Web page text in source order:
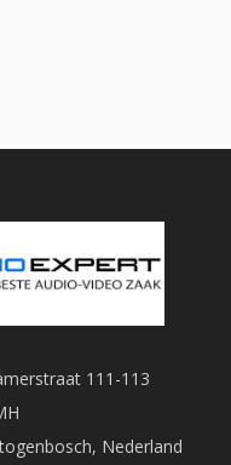
111-113
Nederland